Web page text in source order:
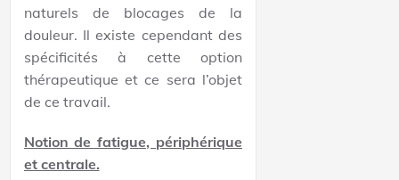
naturels de blocages de la
douleur. Il existe cependant des
spécificités à cette option
thérapeutique et ce sera l’objet
de ce travail.
Notion de fatigue, périphérique
et centrale.